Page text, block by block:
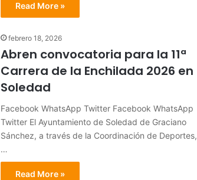
Read More »
febrero 18, 2026
Abren convocatoria para la 11ª
Carrera de la Enchilada 2026 en
Soledad
Facebook WhatsApp Twitter Facebook WhatsApp
Twitter El Ayuntamiento de Soledad de Graciano
Sánchez, a través de la Coordinación de Deportes,
…
Read More »